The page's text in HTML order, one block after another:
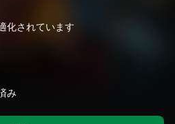
化されています
み